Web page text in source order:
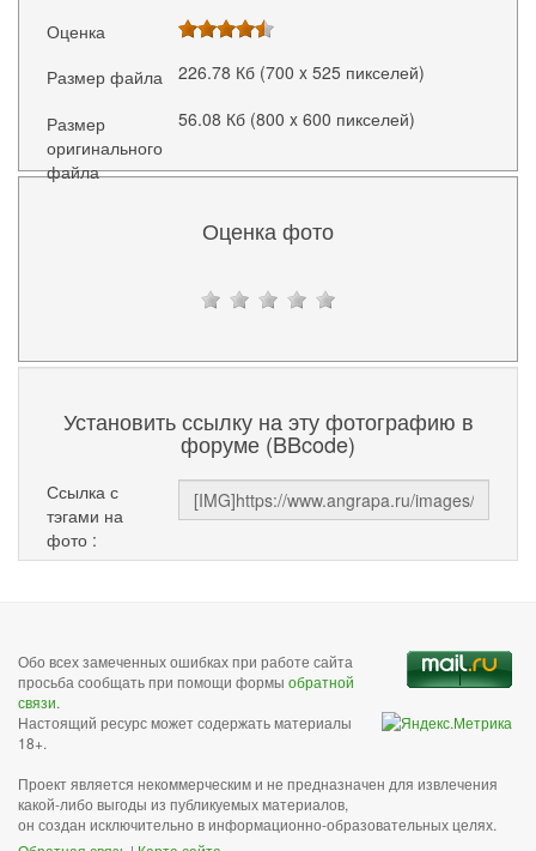
Оценка
Размер файла
226.78 Кб (700 x 525 пикселей)
Размер
оригинального
файла
56.08 Кб (800 x 600 пикселей)
Оценка фото
Установить ссылку на эту фотографию в
форуме (BBcode)
Ссылка с
тэгами на
фото :
Обо всех замеченных ошибках при работе сайта
просьба сообщать при помощи формы обратной
связи.
Настоящий ресурс может содержать материалы
18+.
Проект является некоммерческим и не предназначен для извлечения
какой-либо выгоды из публикуемых материалов,
он создан исключительно в информационно-образовательных целях.